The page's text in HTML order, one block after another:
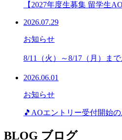
【2027年度生募集 留学生
2026.07.29
お知らせ
8/11（火）～8/17（月）ま
2026.06.01
お知らせ
🎵AOエントリー受付開始
BLOG ブログ